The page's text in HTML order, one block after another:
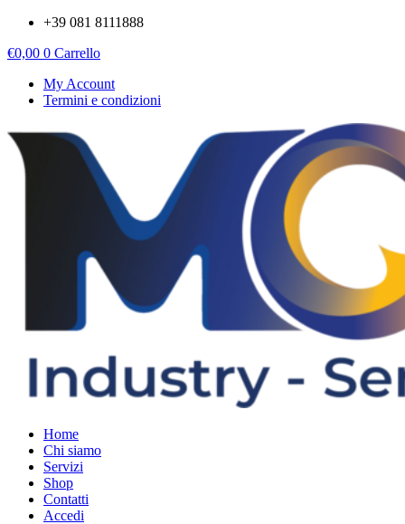
contenuto
+39 081 8111888
€0,00 0 Carrello
My Account
Termini e condizioni
Home
Chi siamo
Servizi
Shop
Contatti
Accedi